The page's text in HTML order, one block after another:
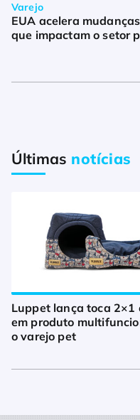
Varejo
EUA acelera
que impactam o setor
Últimas notícias
Luppet lança toca 2×1
em produto
o varejo pet